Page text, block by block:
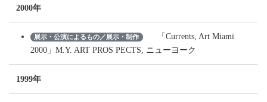
2000年
展示・公演によるもの／展示・制作
「Currents, Art Miami
2000」M.Y. ART PROS PECTS, ニューヨーク
1999年